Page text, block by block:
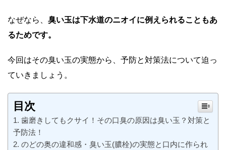
なぜなら、 臭い玉は下水道のニオイに例えられることもあ
るためです。
今回はその臭い玉の実態から、予防と対策法について迫っ
ていきましょう。
目次
歯磨きしてもクサイ！その口臭の原因は臭い玉？対策と
予防法！
のどの奥の違和感・臭い玉(膿栓)の実態と口内に作られ